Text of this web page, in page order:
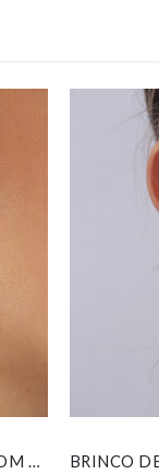
BRINCO REDONDO CRAVEJADO COM ZIRCÔNIA ESMERALDA BANHADO EM OURO BRANCO